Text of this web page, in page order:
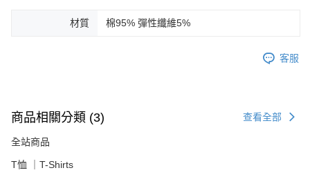
材質 棉95% 彈性纖維5%
客服
商品相關分類 (3) 查看全部
全站商品
T恤 ｜T-Shirts